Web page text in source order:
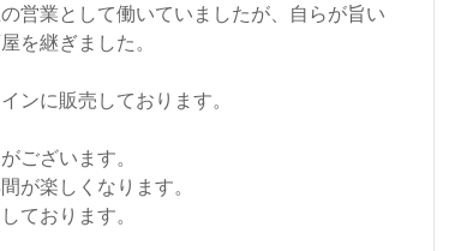
営業として働いていましたが、自らが旨い
を継ぎました。
ンに販売しております。
ございます。
が楽しくなります。
ております。